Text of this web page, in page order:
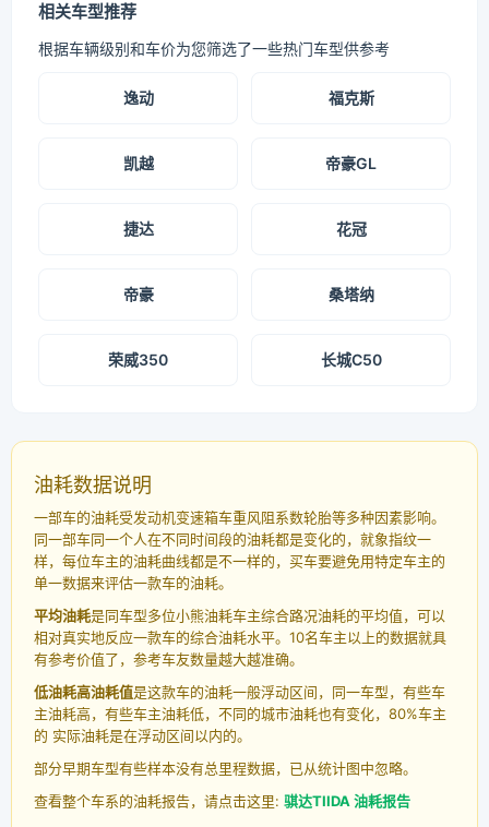
相关车型推荐
根据车辆级别和车价为您筛选了一些热门车型供参考
逸动 福克斯
凯越 帝豪GL
捷达 花冠
帝豪 桑塔纳
荣威350 长城C50
油耗数据说明
一部车的油耗受发动机变速箱车重风阻系数轮胎等多种因素影响。
同一部车同一个人在不同时间段的油耗都是变化的，就象指纹一
样，每位车主的油耗曲线都是不一样的，买车要避免用特定车主的
单一数据来评估一款车的油耗。
平均油耗是同车型多位小熊油耗车主综合路况油耗的平均值，可以
相对真实地反应一款车的综合油耗水平。10名车主以上的数据就具
有参考价值了，参考车友数量越大越准确。
低油耗高油耗值是这款车的油耗一般浮动区间，同一车型，有些车
主油耗高，有些车主油耗低，不同的城市油耗也有变化，80%车主
的 实际油耗是在浮动区间以内的。
部分早期车型有些样本没有总里程数据，已从统计图中忽略。
查看整个车系的油耗报告，请点击这里: 骐达TIIDA 油耗报告